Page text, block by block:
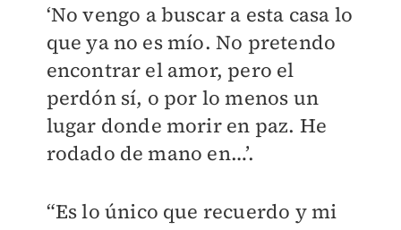
‘No vengo a buscar a esta casa lo
que ya no es mío. No pretendo
encontrar el amor, pero el
perdón sí, o por lo menos un
lugar donde morir en paz. He
rodado de mano en…’.
“Es lo único que recuerdo y mi